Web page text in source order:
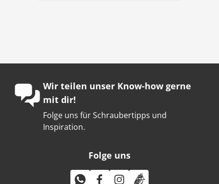
Wir teilen unser Know-how gerne
mit dir!
Folge uns für Schraubertipps und
Inspiration.
Folge uns